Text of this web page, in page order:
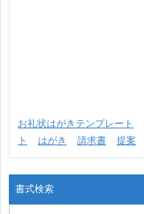
お礼状はがきテンプレート
ト
はがき 請求書 提案
書式検索